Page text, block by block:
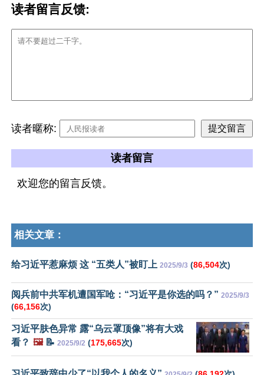
读者留言反馈:
读者暱称:
读者留言
欢迎您的留言反馈。
相关文章：
给习近平惹麻烦 这 “五类人”被盯上 2025/9/3 (86,504次)
阅兵前中共军机遭国军呛：“习近平是你选的吗？” 2025/9/3
(66,156次)
习近平肤色异常 露“乌云罩顶像”将有大戏
看？ 🖼️📝 2025/9/2 (175,665次)